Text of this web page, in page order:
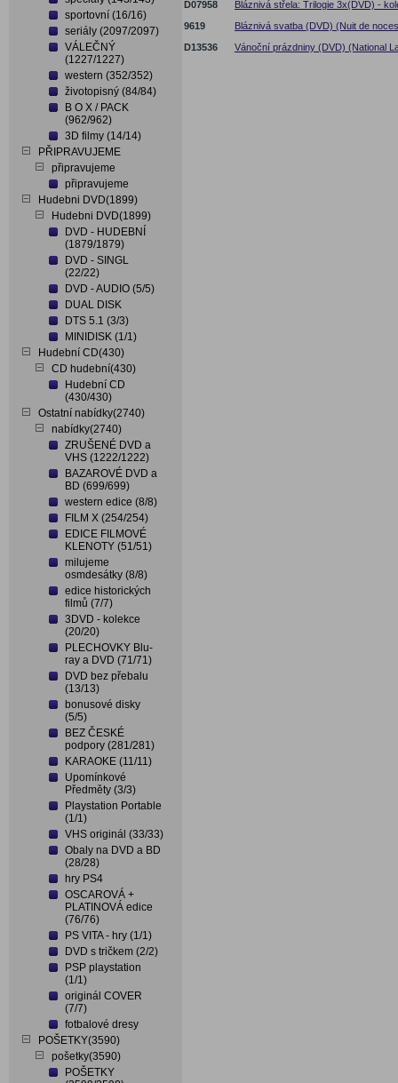
sportovní (16/16)
seriály (2097/2097)
VÁLEČNÝ
(1227/1227)
western (352/352)
životopisný (84/84)
B O X / PACK
(962/962)
3D filmy (14/14)
PŘIPRAVUJEME
připravujeme
připravujeme
Hudebni DVD(1899)
Hudebni DVD(1899)
DVD - HUDEBNÍ
(1879/1879)
DVD - SINGL
(22/22)
DVD - AUDIO (5/5)
DUAL DISK
DTS 5.1 (3/3)
MINIDISK (1/1)
Hudební CD(430)
CD hudební(430)
Hudební CD
(430/430)
Ostatní nabídky(2740)
nabídky(2740)
ZRUŠENÉ DVD a
VHS (1222/1222)
BAZAROVÉ DVD a
BD (699/699)
western edice (8/8)
FILM X (254/254)
EDICE FILMOVÉ
KLENOTY (51/51)
milujeme
osmdesátky (8/8)
edice historických
filmů (7/7)
3DVD - kolekce
(20/20)
PLECHOVKY Blu-
ray a DVD (71/71)
DVD bez přebalu
(13/13)
bonusové disky
(5/5)
BEZ ČESKÉ
podpory (281/281)
KARAOKE (11/11)
Upomínkové
Předměty (3/3)
Playstation Portable
(1/1)
VHS originál (33/33)
Obaly na DVD a BD
(28/28)
hry PS4
OSCAROVÁ +
PLATINOVÁ edice
(76/76)
PS VITA - hry (1/1)
DVD s tričkem (2/2)
PSP playstation
(1/1)
originál COVER
(7/7)
fotbalové dresy
POŠETKY(3590)
pošetky(3590)
POŠETKY
D07958
Bláznivá střela: Trilogie 3x(DVD) -
9619
Bláznivá svatba (DVD) (Nuit de
D13536
Vánoční prázdniny (DVD) (National